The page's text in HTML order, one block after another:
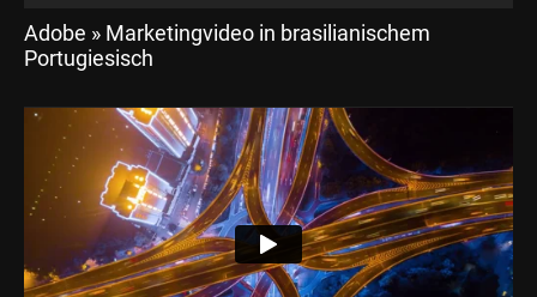
Adobe » Marketingvideo in brasilianischem
Portugiesisch